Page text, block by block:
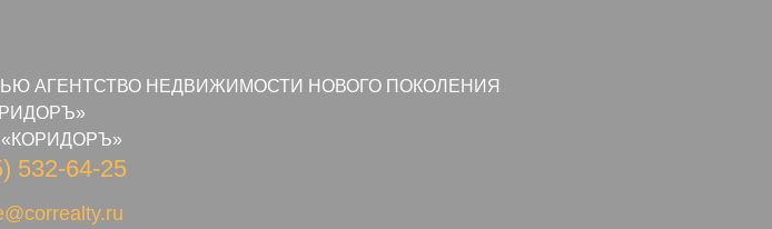
АГЕНТСТВО НЕДВИЖИМОСТИ НОВОГО ПОКОЛЕНИЯ
532-64-25